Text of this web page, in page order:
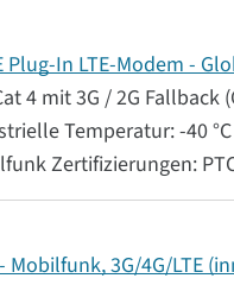
Plug-In LTE-Modem -
4 mit 3G / 2G Fallback
Temperatur: -40 °C
Zertifizierungen:
Mobilfunk, 3G/4G/LTE